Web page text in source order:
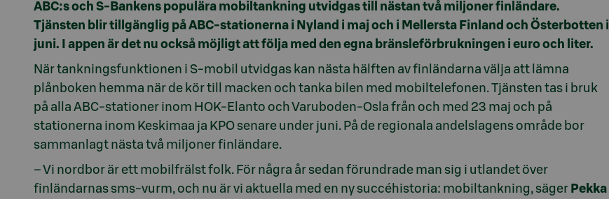
ABC:s och S-Bankens populära mobiltankning utvidgas till nästan två miljoner finländare.
Tjänsten blir tillgänglig på ABC-stationerna i Nyland i maj och i Mellersta Finland och Österbotten i
juni. I appen är det nu också möjligt att följa med den egna bränsleförbrukningen i euro och liter.
När tankningsfunktionen i S-mobil utvidgas kan nästa hälften av finländarna välja att lämna
plånboken hemma när de kör till macken och tanka bilen med mobiltelefonen. Tjänsten tas i bruk
på alla ABC-stationer inom HOK-Elanto och Varuboden-Osla från och med 23 maj och på
stationerna inom Keskimaa ja KPO senare under juni. På de regionala andelslagens område bor
sammanlagt nästa två miljoner finländare.
– Vi nordbor är ett mobilfrälst folk. För några år sedan förundrade man sig i utlandet över
finländarnas sms-vurm, och nu är vi aktuella med en ny succéhistoria: mobiltankning, säger Pekka